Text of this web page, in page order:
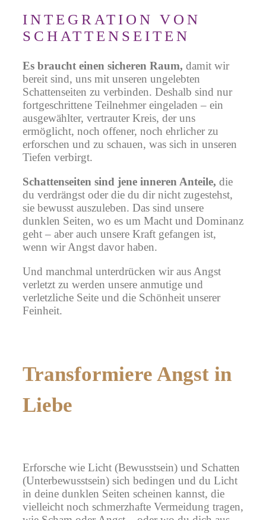
INTEGRATION VON
SCHATTENSEITEN
Es braucht einen sicheren Raum, damit wir
bereit sind, uns mit unseren ungelebten
Schattenseiten zu verbinden. Deshalb sind nur
fortgeschrittene Teilnehmer eingeladen – ein
ausgewählter, vertrauter Kreis, der uns
ermöglicht, noch offener, noch ehrlicher zu
erforschen und zu schauen, was sich in unseren
Tiefen verbirgt.
Schattenseiten sind jene inneren Anteile, die
du verdrängst oder die du dir nicht zugestehst,
sie bewusst auszuleben. Das sind unsere
dunklen Seiten, wo es um Macht und Dominanz
geht – aber auch unsere Kraft gefangen ist,
wenn wir Angst davor haben.
Und manchmal unterdrücken wir aus Angst
verletzt zu werden unsere anmutige und
verletzliche Seite und die Schönheit unserer
Feinheit.
Transformiere Angst in
Liebe
Erforsche wie Licht (Bewusstsein) und Schatten
(Unterbewusstsein) sich bedingen und du Licht
in deine dunklen Seiten scheinen kannst, die
vielleicht noch schmerzhafte Vermeidung tragen,